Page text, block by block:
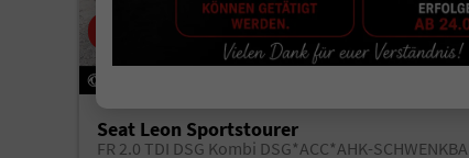
ab 214,– € mtl.
Seat Leon Sportstourer